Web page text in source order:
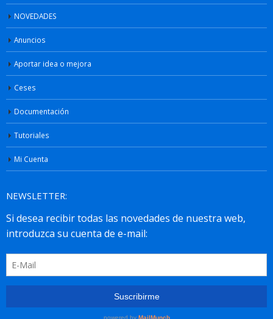
NOVEDADES
Anuncios
Aportar idea o mejora
Ceses
Documentación
Tutoriales
Mi Cuenta
NEWSLETTER: